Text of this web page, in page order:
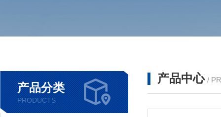
产品分类
PRODUCTS
产品中心 /